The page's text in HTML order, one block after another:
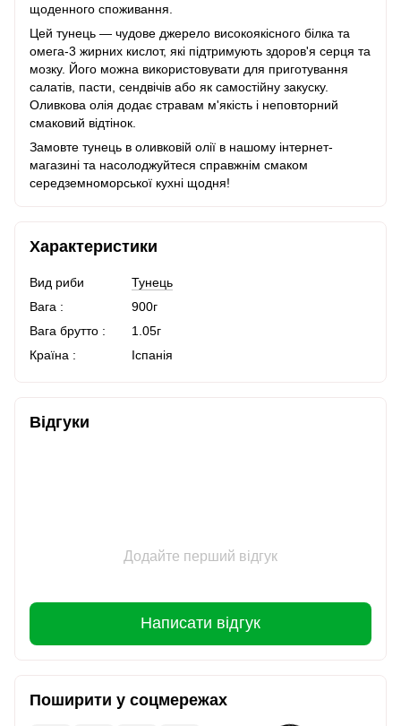
щоденного споживання.
Цей тунець — чудове джерело високоякісного білка та
омега-3 жирних кислот, які підтримують здоров'я серця та
мозку. Його можна використовувати для приготування
салатів, пасти, сендвічів або як самостійну закуску.
Оливкова олія додає стравам м'якість і неповторний
смаковий відтінок.
Замовте тунець в оливковій олії в нашому інтернет-
магазині та насолоджуйтеся справжнім смаком
середземноморської кухні щодня!
Характеристики
Вид риби
Тунець
Вага :
900г
Вага брутто :
1.05г
Країна :
Іспанія
Відгуки
Додайте перший відгук
Написати відгук
Поширити у соцмережах